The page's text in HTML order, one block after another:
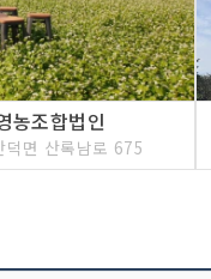
농조합법인
덕면 산록남로 675